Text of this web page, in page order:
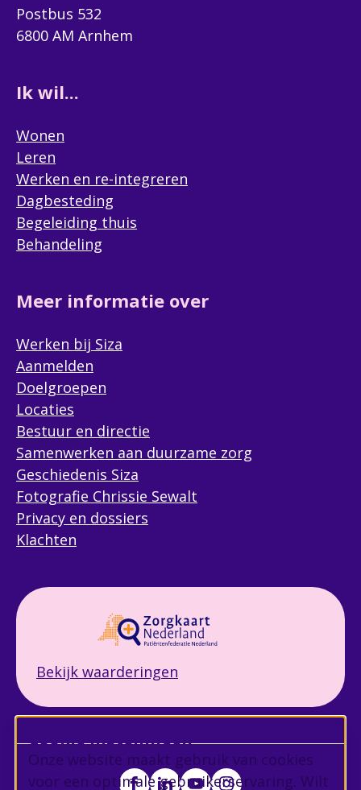
Cookie instellingen
Onze website maakt gebruik van cookies
voor een optimale gebruikerservaring. Wilt
Postbus 532
6800 AM Arnhem
Ik wil...
Wonen
Leren
Werken en re-integreren
Dagbesteding
Begeleiding thuis
Behandeling
Meer informatie over
Werken bij Siza
Aanmelden
Doelgroepen
Locaties
Bestuur en directie
Samenwerken aan duurzame zorg
Geschiedenis Siza
Fotografie Chrissie Sewalt
Privacy en dossiers
Klachten
Bekijk waarderingen